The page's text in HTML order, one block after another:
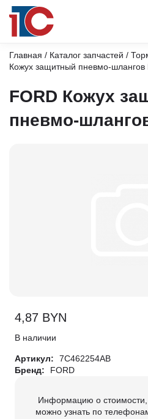
Главная / Каталог запчастей /
Кожух защитный пневмо-шлангов
FORD Кожух
пневмо-
4,87 BYN
В наличии
Артикул:
7C462254AB
Бренд:
FORD
Информацию о стоимости,
можно узнать по